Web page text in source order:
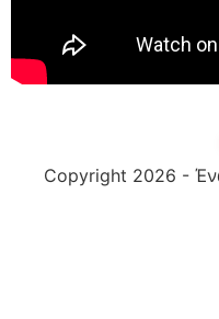
Copyright 2026 -